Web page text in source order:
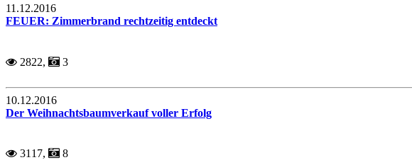
11.12.2016
FEUER: Zimmerbrand rechtzeitig entdeckt
2822, 3
10.12.2016
Der Weihnachtsbaumverkauf voller Erfolg
3117, 8